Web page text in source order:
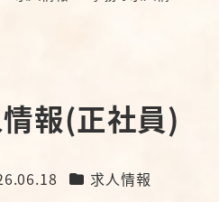
報(正社員)
カテゴリー
求人情報